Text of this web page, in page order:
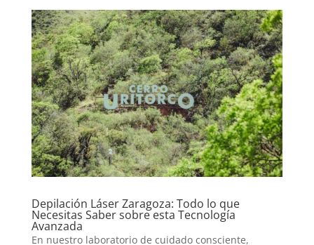
Depilación Láser Zaragoza: Todo lo que
Necesitas Saber sobre esta Tecnología
Avanzada
En nuestro laboratorio de cuidado consciente,